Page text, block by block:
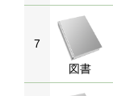
7
図書